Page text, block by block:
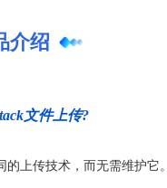
介绍
文件上传?
上传技术，而无需维护它。